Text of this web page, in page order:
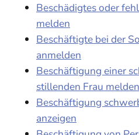
Beschädigtes oder
melden
Beschäftigte bei der
anmelden
Beschäftigung einer
stillenden Frau melden
Beschäftigung
anzeigen